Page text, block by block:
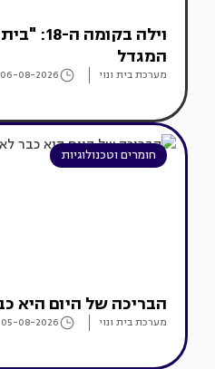
וילה
המגדל
מערכת בית ונוי 06-08-2026
חומרים וטכנולוגיות
הבריכה של היום היא
מערכת בית ונוי 05-08-2026